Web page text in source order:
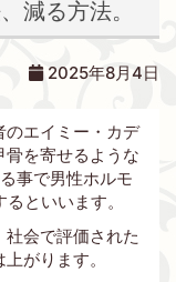
t
減る方法。
2025年8月4日
のエイミー・カデ
骨を寄せるような
事で男性ホルモ
といいます。
会で評価された
がります。